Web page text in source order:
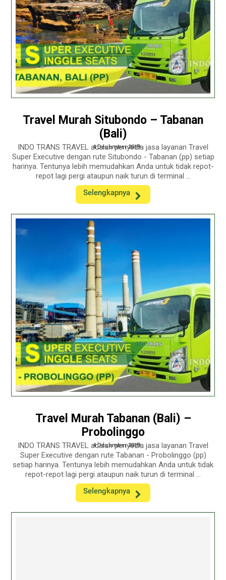
Travel Murah Situbondo – Tabanan
(Bali)
4 December 2019
INDO TRANS TRAVEL adalah penyedia jasa layanan Travel
Super Executive dengan rute Situbondo - Tabanan (pp) setiap
harinya. Tentunya lebih memudahkan Anda untuk tidak repot-
repot lagi pergi ataupun naik turun di terminal ...
Selengkapnya
Travel Murah Tabanan (Bali) –
Probolinggo
4 December 2019
INDO TRANS TRAVEL adalah penyedia jasa layanan Travel
Super Executive dengan rute Tabanan - Probolinggo (pp)
setiap harinya. Tentunya lebih memudahkan Anda untuk tidak
repot-repot lagi pergi ataupun naik turun di terminal ...
Selengkapnya